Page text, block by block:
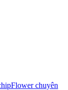
chuyên